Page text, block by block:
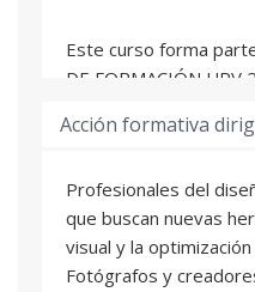
Este curso forma
DE FORMACIÓN UPV
de la Universitat
régimen de
S0063 y la
LAS UNIVERSIDADES
PROFESIONALES DE
Acción formativa
Profesionales del
que buscan nuevas
visual y la
Fotógrafos y